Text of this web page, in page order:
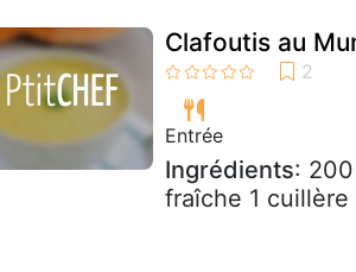
Clafoutis au
Entrée
Ingrédients:
fraîche 1